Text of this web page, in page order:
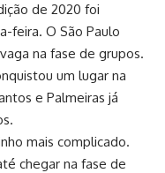
de 2020 foi
feira. O São Paulo
na fase de grupos.
um lugar na
e Palmeiras já
mais complicado.
chegar na fase de